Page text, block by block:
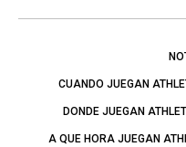
CUANDO JUEGAN
DONDE JUEGAN
A QUE HORA JUEGAN